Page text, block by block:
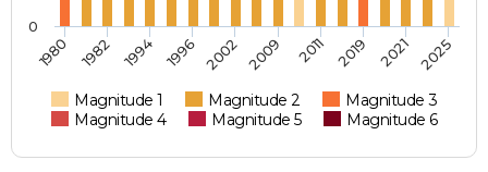
Magnitude 1 Magnitude 2
Magnitude 3
Magnitude 4
Magnitude 5 Magnitude 6
1980 1982 1994 1996 2002 2009 2011 2019 2021 2025
0